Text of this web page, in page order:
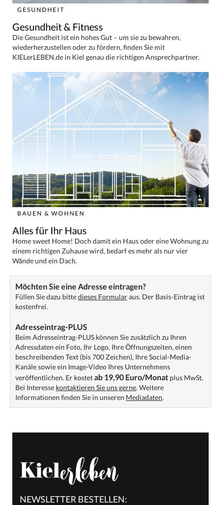
GESUNDHEIT
Gesundheit & Fitness
Die Gesundheit ist ein hohes Gut – um sie zu bewahren,
wiederherzustellen oder zu fördern, finden Sie mit
KIELerLEBEN.de in Kiel genau die richtigen Ansprechpartner.
BAUEN & WOHNEN
Alles für Ihr Haus
Home sweet Home! Doch damit ein Haus oder eine Wohnung zu
einem richtigen Zuhause wird, bedarf es mehr als nur vier
Wände und ein Dach.
Möchten Sie eine Adresse eintragen?
Füllen Sie dazu bittedieses Formularaus. Der Basis-Eintrag ist
kostenfrei.
Adresseintrag-PLUS
Beim Adresseintrag-PLUS können Sie zusätzlich zu Ihren
Adressdaten ein Foto, Ihr Logo, Ihre Öffnungszeiten, einen
beschreibenden Text (bis 700 Zeichen), Ihre Social-Media-
Kanäle sowie ein Image-Video Ihres Unternehmens
veröffentlichen. Er kostetab 19,90 Euro/Monat plus MwSt.
Bei Interesse kontaktieren Sie uns gerne. Weitere
Informationen finden Sie in unseren Mediadaten.
NEWSLETTER BESTELLEN: